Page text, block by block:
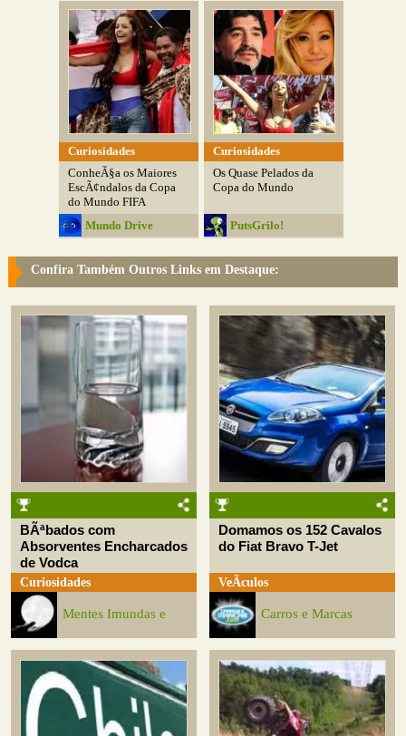
Curiosidades
ConheÃ§a os Maiores
EscÃ¢ndalos da Copa
do Mundo FIFA
Mundo Drive
Curiosidades
Os Quase Pelados da
Copa do Mundo
PutsGrilo!
Confira Também Outros Links em Destaque:
BÃªbados com
Absorventes Encharcados
de Vodca
Curiosidades
Mentes Imundas e
Domamos os 152 Cavalos
do Fiat Bravo T-Jet
VeÃ­culos
Carros e Marcas